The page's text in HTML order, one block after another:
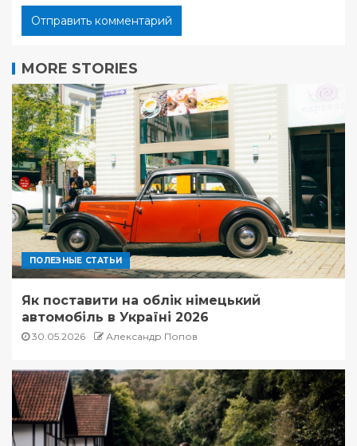
MORE STORIES
ПОЛЕЗНЫЕ СТАТЬИ
Як поставити на облік німецький
автомобіль в Україні 2026
30.05.2026 Александр Попов